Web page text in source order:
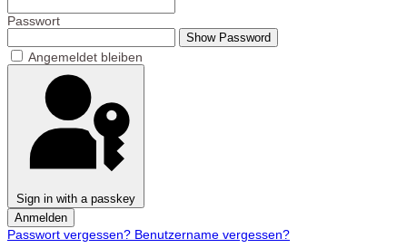
Passwort
Show Password
Angemeldet bleiben
Sign in with a passkey
Anmelden
Passwort vergessen? Benutzername vergessen?